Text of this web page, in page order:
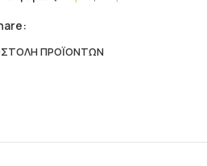
ΠΡΟΪΌΝΤΩΝ